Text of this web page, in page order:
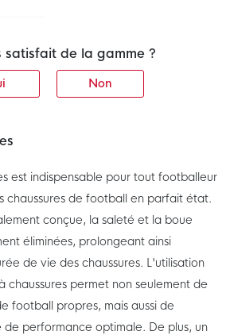
satisfait de la gamme ?
Non
est indispensable pour tout footballeur
chaussures de football en parfait état.
conçue, la saleté et la boue
éliminées, prolongeant ainsi
de vie des chaussures. L'utilisation
chaussures permet non seulement de
football propres, mais aussi de
performance optimale. De plus, un